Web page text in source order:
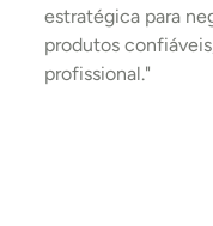
estratégica para
produtos
profissional."